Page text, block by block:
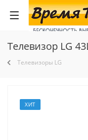
Телевизор LG
Телевизоры LG
ХИТ